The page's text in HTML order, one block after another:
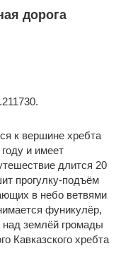
дорога
к вершине хребта
и имеет
длится 20
прогулку-подъём
в небо ветвями
фуникулёр,
землёй громады
Кавказского хребта